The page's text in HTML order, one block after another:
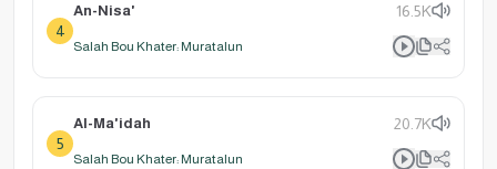
4
An-Nisa' 16.5K
Salah Bou Khater: Muratalun
5
Al-Ma'idah 20.7K
Salah Bou Khater: Muratalun